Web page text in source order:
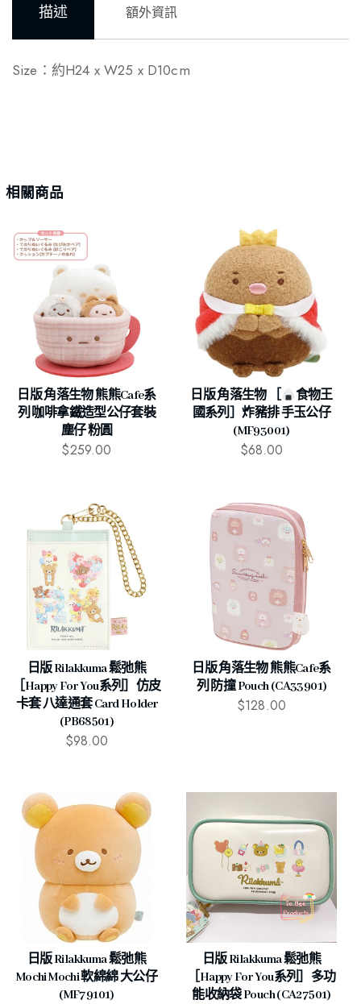
描述 額外資訊
Size：約H24 x W25 x D10cm
相關商品
日版 角落生物 熊熊Cafe系
列 咖啡拿鐵造型公仔套裝
塵仔 粉圓
$259.00
日版 角落生物 ［
食物王
國系列］炸豬排 手玉公仔
(MF93001)
$68.00
日版 Rilakkuma 鬆弛熊
［Happy For You系列］仿皮
卡套 八達通套 Card Holder
(PB68501)
$98.00
日版 角落生物 熊熊Cafe系
列 防撞 Pouch (CA33901)
$128.00
日版 Rilakkuma 鬆弛熊
Mochi Mochi 軟綿綿 大公仔
(MF79101)
日版 Rilakkuma 鬆弛熊
［Happy For You系列］多功
能收納袋 Pouch (CA27501)